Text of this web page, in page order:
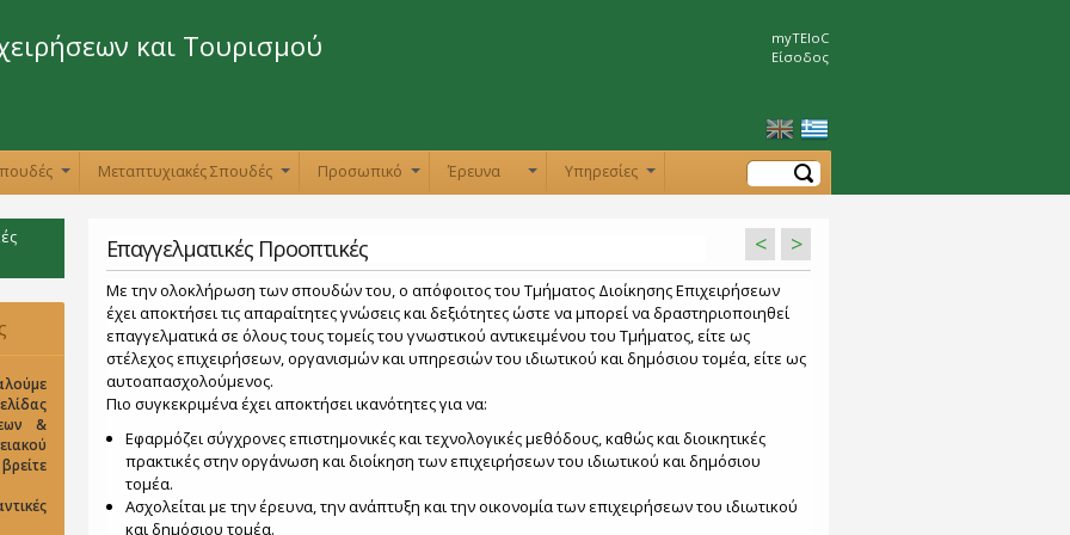
προς το
κυρίως
και Τουρισμού
myTEIoC
Είσοδος
Μεταπτυχιακές Σπουδές Προσωπικό Έρευνα Υπηρεσίες Αναζήτηση
&
Επαγγελματικές Προοπτικές < >
Με την ολοκλήρωση των σπουδών του, ο απόφοιτος του Τμήματος Διοίκησης Επιχειρήσεων
έχει αποκτήσει τις απαραίτητες γνώσεις και δεξιότητες ώστε να μπορεί να δραστηριοποιηθεί
επαγγελματικά σε όλους τους τομείς του γνωστικού αντικειμένου του Τμήματος, είτε ως
στέλεχος επιχειρήσεων, οργανισμών και υπηρεσιών του ιδιωτικού και δημόσιου τομέα, είτε ως
αυτοαπασχολούμενος.
Πιο συγκεκριμένα έχει αποκτήσει ικανότητες για να:
Εφαρμόζει σύγχρονες επιστημονικές και τεχνολογικές μεθόδους, καθώς και διοικητικές
πρακτικές στην οργάνωση και διοίκηση των επιχειρήσεων του ιδιωτικού και δημόσιου
τομέα.
Ασχολείται με την έρευνα, την ανάπτυξη και την οικονομία των επιχειρήσεων του ιδιωτικού
και δημόσιου τομέα.